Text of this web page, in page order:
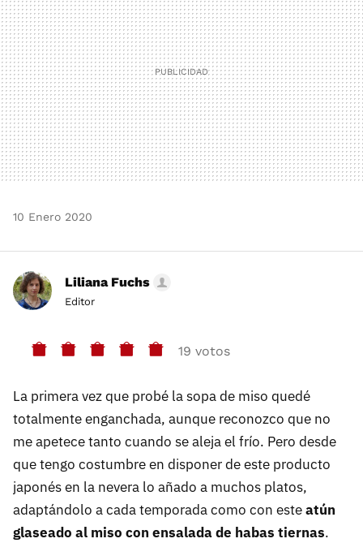
10 Enero 2020
Liliana Fuchs
Editor
19 votos
La primera vez que probé la sopa de miso quedé
totalmente enganchada, aunque reconozco que no
me apetece tanto cuando se aleja el frío. Pero desde
que tengo costumbre en disponer de este producto
japonés en la nevera lo añado a muchos platos,
adaptándolo a cada temporada como con esteatún
glaseado al miso con ensalada de habas tiernas.